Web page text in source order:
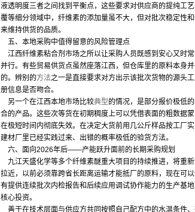
液透明度三者之间找到平衡点，这些要求对供应商的提纯工
覆等细分领域中，纤维素的添加量虽不大，但对批次稳定性
来维持供货的品质。
五、本地采购中值得留意的风险管理点
江西纤维素粘合剂市场之所以让采购人员既感到安心又时
并行。有些贸易供货点虽然座落江西，但仓库里的原料本身
的。辨别的方法之一是直接要求对方出示该批次货物的源头
册信息是否吻合。
另一个在江西本地市场比较典型的情况，是部分报价极低
合的产品。这些次等货在初期稠度上可以凭借表面的粗数据
在极短时间内彻底失效。在决定大货前用几公斤样品按工厂
建材厂里已经实践过来、出错的概率极低的验货方法。
六、面向2026年后——产能跃升面前的长期采购规划
九江天盛化学等多个纤维素醚重大项目的持续推进，将重
拉近，以前必须靠跨省长距离运输才能抵厂的原料，现在可
有提供连续批次内检报告和后续应用调试协作能力的生产基
核心投资。
善于在技术层面与供应方共同按照自己配方中的水温条件